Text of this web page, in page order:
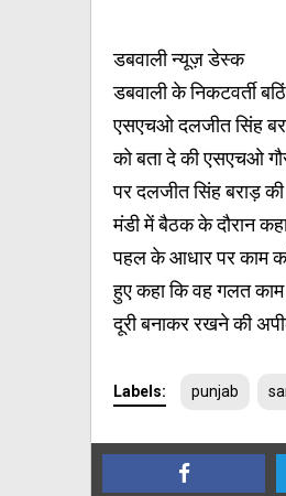
डबवाली न्यूज़ डेस्क
डबवाली के निकटवर्ती
एसएचओ दलजीत सिंह
को बता दे की एसएचओ
पर दलजीत सिंह बराड़
मंडी में बैठक के दौरान
पहल के आधार पर काम
हुए कहा कि वह गलत काम
दूरी बनाकर रखने की
Labels: punjab